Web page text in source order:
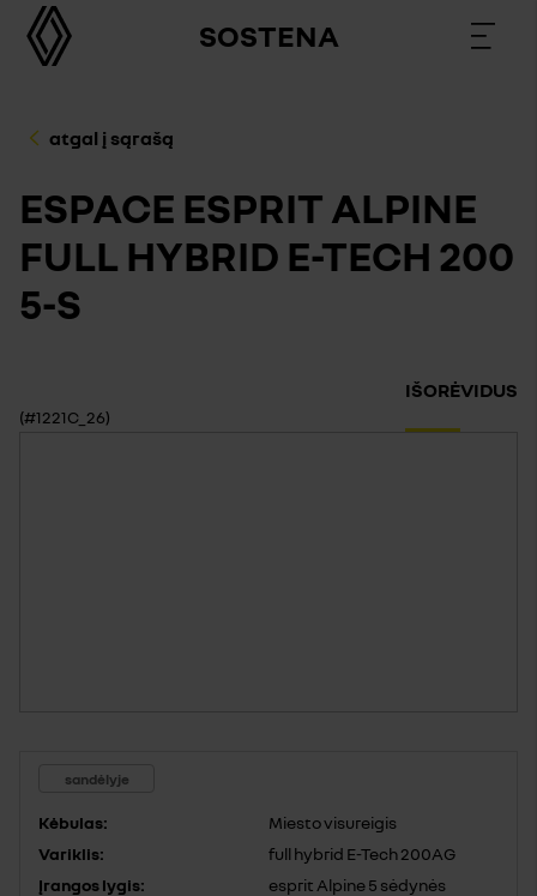
SOSTENA
atgal į sąrašą
ESPACE ESPRIT ALPINE
FULL HYBRID E-TECH 200
5-S
(#1221C_26)
IŠORĖVIDUS
sandėlyje
Kėbulas:
Miesto visureigis
Variklis:
full hybrid E-Tech 200AG
Įrangos lygis:
esprit Alpine 5 sėdynės